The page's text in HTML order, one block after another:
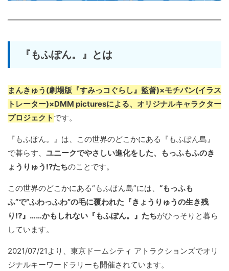
『もふぽん。』とは
まんきゅう(劇場版『すみっコぐらし』監督)×モチパン(イラス
トレーター)×DMM picturesによる、オリジナルキャラクター
プロジェクト です。
『もふぽん。』は、この世界のどこかにある『もふぽん島』
で暮らす、 ユニークでやさしい進化をした、もっふもふのき
ょうりゅう!?たちのことです。
この世界のどこかにある“もふぽん島”には、 “もっふも
ふ”で“ふわっふわ”の毛に覆われた『きょうりゅうの生き残
り!?』……かもしれない『もふぽん。』たちがひっそりと暮ら
しています。
2021/07/21より、東京ドームシティ アトラクションズでオリ
ジナルキーワードラリーも開催されています。